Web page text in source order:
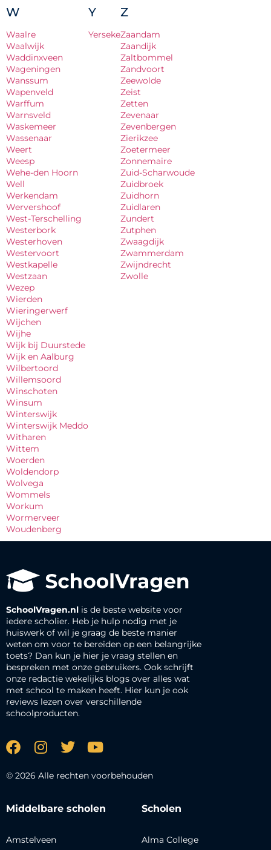
W
Waalre
Waalwijk
Waddinxveen
Wageningen
Wanssum
Wapenveld
Warffum
Warnsveld
Waskemeer
Wassenaar
Weert
Weesp
Wehe-den Hoorn
Well
Werkendam
Wervershoof
West-Terschelling
Westerbork
Westerhoven
Westervoort
Westkapelle
Westzaan
Wezep
Wierden
Wieringerwerf
Wijchen
Wijhe
Wijk bij Duurstede
Wijk en Aalburg
Wilbertoord
Willemsoord
Winschoten
Winsum
Winterswijk
Winterswijk Meddo
Witharen
Wittem
Woerden
Woldendorp
Wolvega
Wommels
Workum
Wormerveer
Woudenberg
Y
Yerseke
Z
Zaandam
Zaandijk
Zaltbommel
Zandvoort
Zeewolde
Zeist
Zetten
Zevenaar
Zevenbergen
Zierikzee
Zoetermeer
Zonnemaire
Zuid-Scharwoude
Zuidbroek
Zuidhorn
Zuidlaren
Zundert
Zutphen
Zwaagdijk
Zwammerdam
Zwijndrecht
Zwolle
SchoolVragen.nl is de beste website voor
iedere scholier. Heb je hulp nodig met je
huiswerk of wil je graag de beste manier
weten om voor te bereiden op een belangrijke
toets? Dan kun je hier je vraag stellen en
bespreken met onze gebruikers. Ook schrijft
onze redactie wekelijks blogs over alles wat
met school te maken heeft. Hier kun je ook
reviews lezen over verschillende
schoolproducten.
© 2026 Alle rechten voorbehouden
Middelbare scholen
Amstelveen
Scholen
Alma College